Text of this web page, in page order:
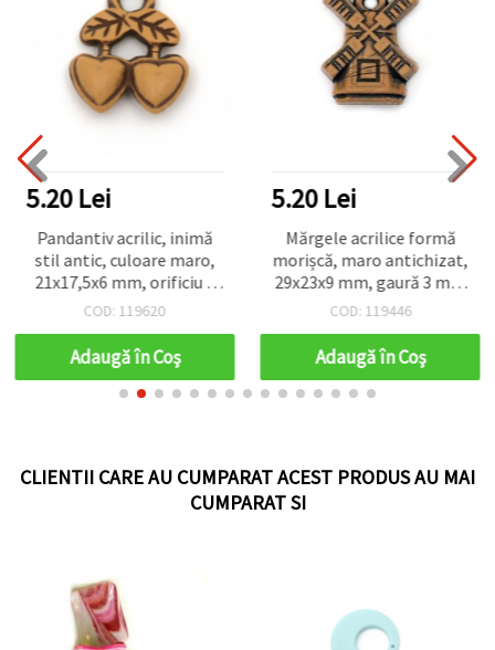
5.20 Lei
Pandantiv acrilic, inimă
stil antic, culoare maro,
21x17,5x6 mm, orificiu 3
mm - 50 g (~60 buc.)
COD: 119620
Adaugă în Coş
5.20 Lei
Mărgele acrilice formă
morișcă, maro antichizat,
29x23x9 mm, gaură 3 mm
- 50 g (~15 buc.)
COD: 119446
Adaugă în Coş
CLIENTII CARE AU CUMPARAT ACEST PRODUS AU MAI
CUMPARAT SI